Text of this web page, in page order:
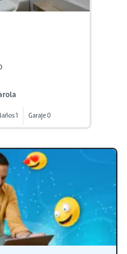
1 Garaje 0